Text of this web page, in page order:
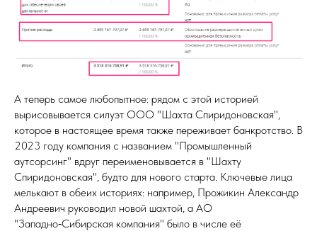
А теперь самое любопытное: рядом с этой историей
вырисовывается силуэт ООО "Шахта Спиридоновская",
которое в настоящее время также переживает банкротство. В
2023 году компания с названием "Промышленный
аутсорсинг" вдруг переименовывается в "Шахту
Спиридоновская", будто для нового старта. Ключевые лица
мелькают в обеих историях: например, Прожикин Александр
Андреевич руководил новой шахтой, а АО
"Западно‑Сибирская компания" было в числе её